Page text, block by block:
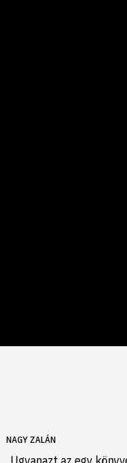
NAGY ZALÁN